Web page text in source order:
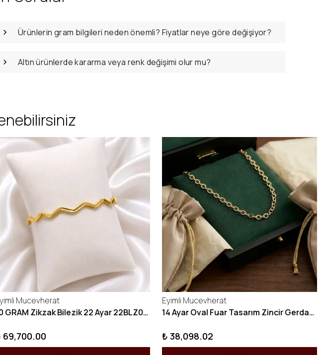
Ürünlerin gram bilgileri neden önemli? Fiyatlar neye göre değişiyor?
Altın ürünlerde kararma veya renk değişimi olur mu?
Mucevherat
10 GRAM Zikzak Bilezik 22 Ayar 22BLZ004
69,700.00
Eyimli Mucevherat
14 Ayar Oval Fuar Tasarım Zincir Gerdanlık KY1071
₺ 38,098.02